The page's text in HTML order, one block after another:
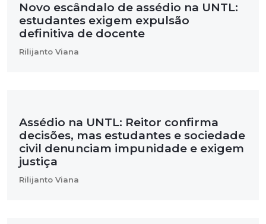
Novo escândalo de assédio na UNTL:
estudantes exigem expulsão
definitiva de docente
Rilijanto Viana
Assédio na UNTL: Reitor confirma
decisões, mas estudantes e sociedade
civil denunciam impunidade e exigem
justiça
Rilijanto Viana